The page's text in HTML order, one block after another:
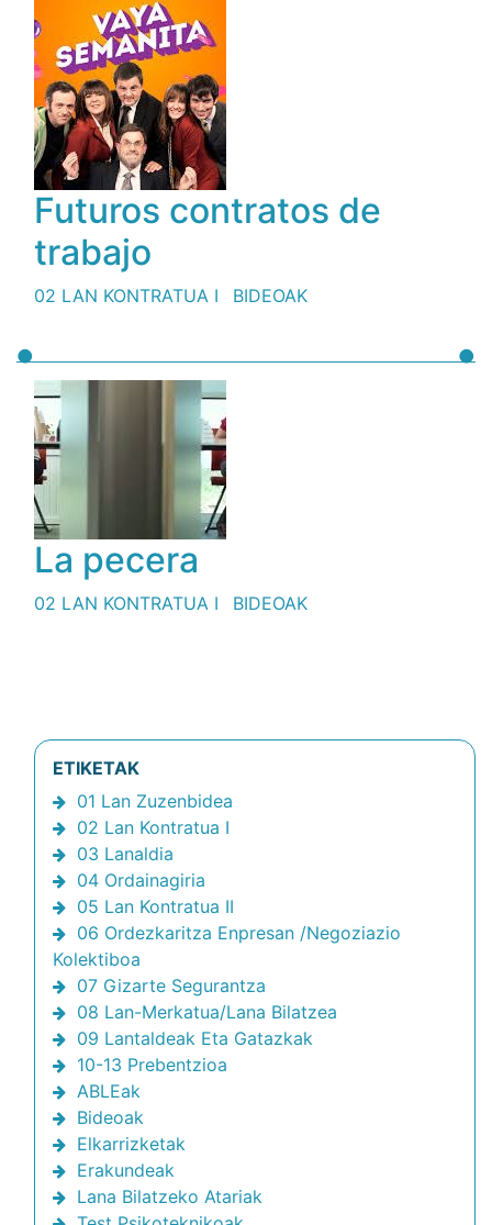
Futuros contratos de
trabajo
02 LAN KONTRATUA I BIDEOAK
La pecera
02 LAN KONTRATUA I BIDEOAK
ETIKETAK
01 Lan Zuzenbidea
02 Lan Kontratua I
03 Lanaldia
04 Ordainagiria
05 Lan Kontratua II
06 Ordezkaritza Enpresan /Negoziazio
Kolektiboa
07 Gizarte Segurantza
08 Lan-Merkatua/Lana Bilatzea
09 Lantaldeak Eta Gatazkak
10-13 Prebentzioa
ABLEak
Bideoak
Elkarrizketak
Erakundeak
Lana Bilatzeko Atariak